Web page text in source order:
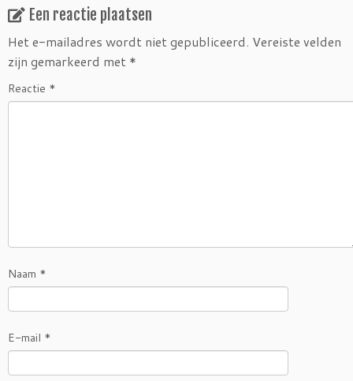
Een reactie plaatsen
Het e-mailadres wordt niet gepubliceerd. Vereiste velden
zijn gemarkeerd met *
Reactie *
Naam *
E-mail *